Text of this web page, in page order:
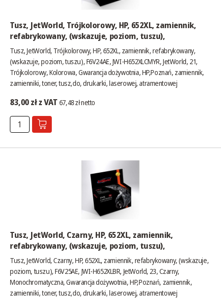
Tusz, JetWorld, Trójkolorowy, HP, 652XL, zamiennik,
refabrykowany, (wskazuje, poziom, tuszu),
Tusz, JetWorld, Trójkolorowy, HP, 652XL, zamiennik, refabrykowany,
(wskazuje, poziom, tuszu), F6V24AE, JWI-H652XLCMYR, JetWorld, 21,
Trójkolorowy, Kolorowa, Gwarancja dożywotnia, HP,Poznań, zamiennik,
zamienniki, toner, tusz,do, drukarki, laserowej, atramentowej
83,00 zł z VAT 67,48 zł netto
Tusz, JetWorld, Czarny, HP, 652XL, zamiennik,
refabrykowany, (wskazuje, poziom, tuszu),
Tusz, JetWorld, Czarny, HP, 652XL, zamiennik, refabrykowany, (wskazuje,
poziom, tuszu), F6V25AE, JWI-H652XLBR, JetWorld, 23, Czarny,
Monochromatyczna, Gwarancja dożywotnia, HP,Poznań, zamiennik,
zamienniki, toner, tusz,do, drukarki, laserowej, atramentowej